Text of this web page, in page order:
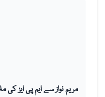
مریم نواز سے ایم پی ایز کی